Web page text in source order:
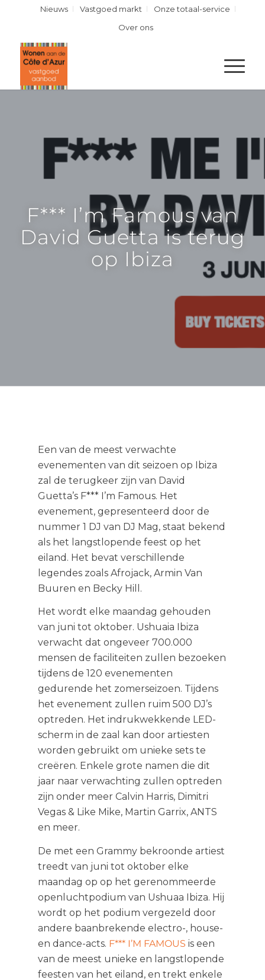
Nieuws Vastgoed markt
Onze totaal-service
Over ons
F*** I’m Famous van
David Guetta is terug
op Ibiza
Een van de meest verwachte
evenementen van dit seizoen op Ibiza
zal de terugkeer zijn van David
Guetta’s F*** I’m Famous. Het
evenement, gepresenteerd door de
nummer 1 DJ van DJ Mag, staat bekend
als het langstlopende feest op het
eiland. Het bevat verschillende
legendes zoals Afrojack, Armin Van
Buuren en Becky Hill.
Het wordt elke maandag gehouden
van juni tot oktober. Ushuaia Ibiza
verwacht dat ongeveer 700.000
mensen de faciliteiten zullen bezoeken
tijdens de 120 evenementen
gedurende het zomerseizoen. Tijdens
het evenement zullen ruim 500 DJ’s
optreden. Het indrukwekkende LED-
scherm in de zaal kan door artiesten
worden gebruikt om unieke sets te
creëren. Enkele grote namen die dit
jaar naar verwachting zullen optreden
zijn onder meer Calvin Harris, Dimitri
Vegas & Like Mike, Martin Garrix, ANTS
en meer.
De met een Grammy bekroonde artiest
treedt van juni tot oktober elke
maandag op op het gerenommeerde
openluchtpodium van Ushuaa Ibiza. Hij
wordt op het podium vergezeld door
andere baanbrekende electro-, house-
en dance-acts. F*** I’M FAMOUS is een
van de meest unieke en langstlopende
feesten van het eiland, en trekt enkele